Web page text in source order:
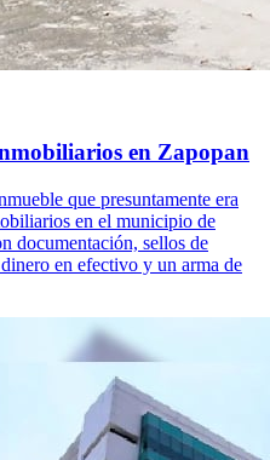
en Zapopan
que presuntamente era
en el municipio de
documentación, sellos de
en efectivo y un arma de